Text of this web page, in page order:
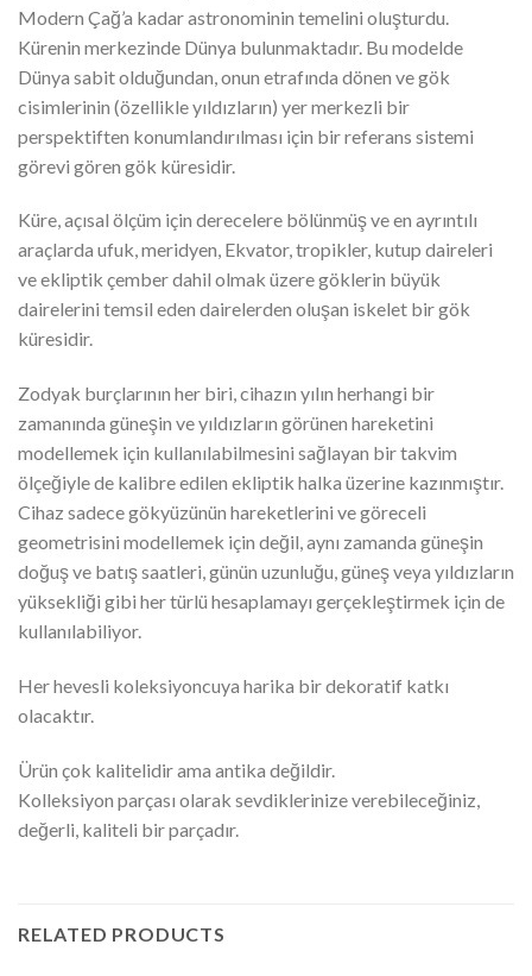
Modern Çağ’a kadar astronominin temelini oluşturdu.
Kürenin merkezinde Dünya bulunmaktadır. Bu modelde
Dünya sabit olduğundan, onun etrafında dönen ve gök
cisimlerinin (özellikle yıldızların) yer merkezli bir
perspektiften konumlandırılması için bir referans sistemi
görevi gören gök küresidir.
Küre, açısal ölçüm için derecelere bölünmüş ve en ayrıntılı
araçlarda ufuk, meridyen, Ekvator, tropikler, kutup daireleri
ve ekliptik çember dahil olmak üzere göklerin büyük
dairelerini temsil eden dairelerden oluşan iskelet bir gök
küresidir.
Zodyak burçlarının her biri, cihazın yılın herhangi bir
zamanında güneşin ve yıldızların görünen hareketini
modellemek için kullanılabilmesini sağlayan bir takvim
ölçeğiyle de kalibre edilen ekliptik halka üzerine kazınmıştır.
Cihaz sadece gökyüzünün hareketlerini ve göreceli
geometrisini modellemek için değil, aynı zamanda güneşin
doğuş ve batış saatleri, günün uzunluğu, güneş veya yıldızların
yüksekliği gibi her türlü hesaplamayı gerçekleştirmek için de
kullanılabiliyor.
Her hevesli koleksiyoncuya harika bir dekoratif katkı
olacaktır.
Ürün çok kalitelidir ama antika değildir.
Kolleksiyon parçası olarak sevdiklerinize verebileceğiniz,
değerli, kaliteli bir parçadır.
RELATED PRODUCTS